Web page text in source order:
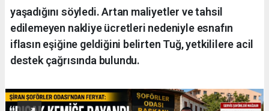
yaşadığını söyledi. Artan maliyetler ve tahsil
edilemeyen nakliye ücretleri nedeniyle esnafın
iflasın eşiğine geldiğini belirten Tuğ, yetkililere acil
destek çağrısında bulundu.